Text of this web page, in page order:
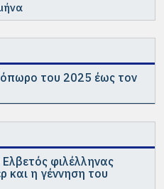
του 2025 έως τον
φιλέλληνας
και η γέννηση του